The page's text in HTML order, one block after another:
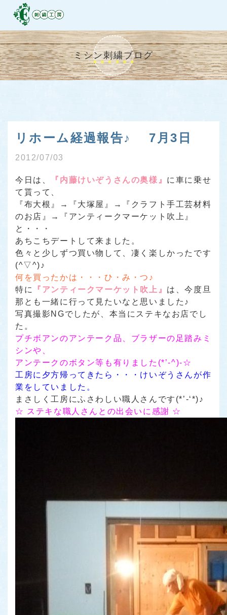
ミシン刺繍ブログ
リホーム経過報告♪ 7月3日
2012/07/03
今日は、 『内藤けいぞうさんの奥様』 に車に乗せ
て貰って、
『布大根』→『大塚屋』→『クラフト手工芸材料
のお店』→『アンティークマーケット吹上』
と・・・
あちこちデートして来ました。
色々と少しずつ買い物して、凄く楽しかったです
(^▽^)♪
何を買ったかは・・・ひ・み・つ♪
特に
『アンティークマーケット吹上』 は、今度旦
那とも一緒に行って見たいなと思いました♪
写真撮影NGでしたが、本当にステキなお店でし
た。
プチボアンのアンテーク品、ブラザーの足踏みミ
シンや、
アンテークのボタン等も有りました(*’-^)-☆
工房に夕方帰ってきたら・・・けいぞうさんが作
業をしていました。
まさしく工房にふさわしい職人さんです(*’-‘*)♪
☆ ステキな職人さんとの出会いに感謝 ☆